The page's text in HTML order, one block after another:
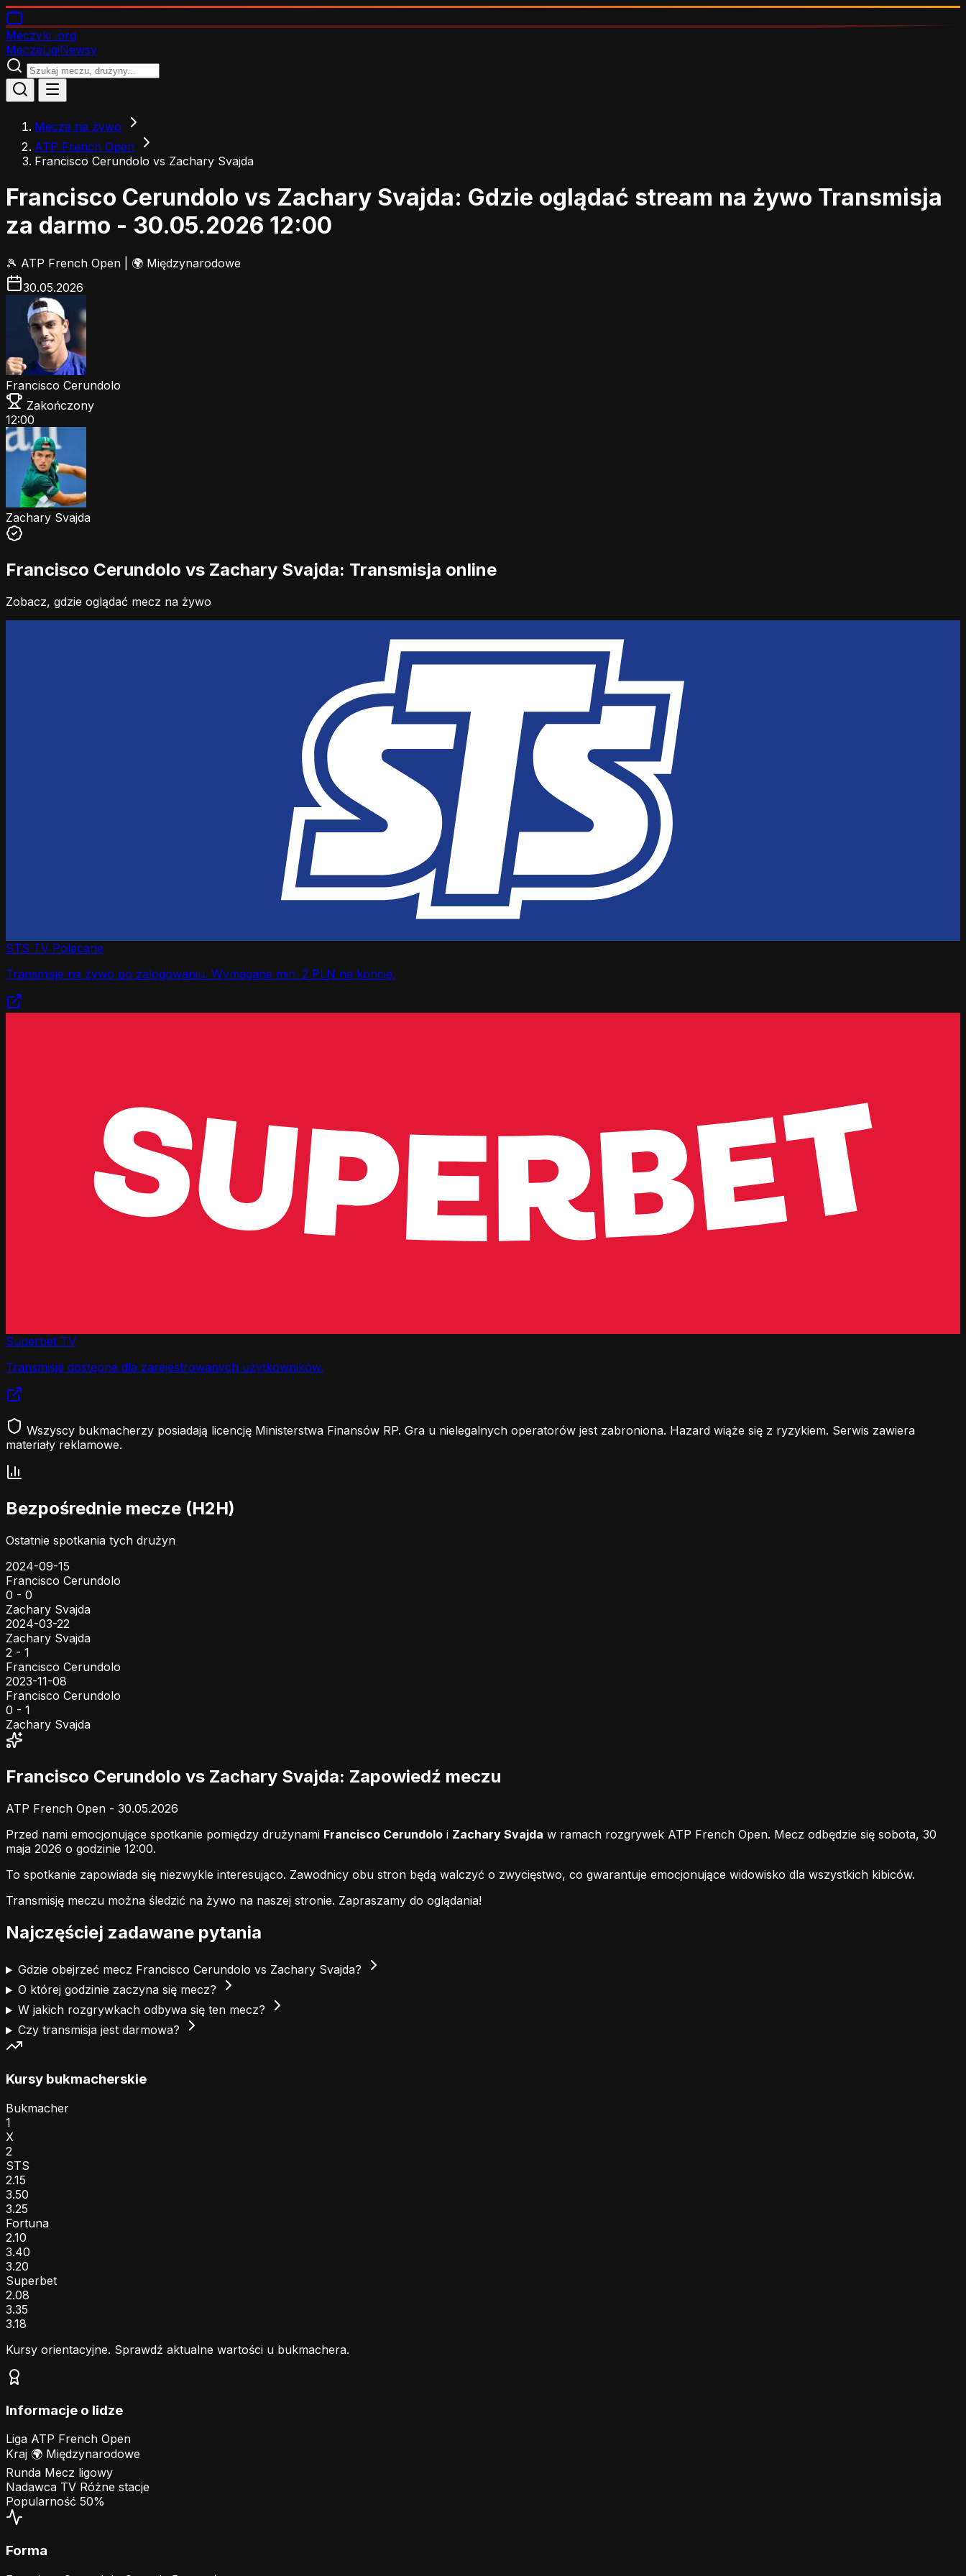
Meczyki .org
MeczeLigiNewsy
Mecze na żywo
ATP French Open
Francisco Cerundolo vs Zachary Svajda
Francisco Cerundolo vs Zachary Svajda: Gdzie oglądać stream na żywo Transmisja
za darmo - 30.05.2026 12:00
🎾 ATP French Open
🌍 Międzynarodowe
30.05.2026
Francisco Cerundolo
Zakończony
12:00
Zachary Svajda
Francisco Cerundolo vs Zachary Svajda: Transmisja online
Zobacz, gdzie oglądać mecz na żywo
STS TV Polecane
Transmisje na żywo po zalogowaniu. Wymagane min. 2 PLN na koncie.
Superbet TV
Transmisje dostępne dla zarejestrowanych użytkowników.
Wszyscy bukmacherzy posiadają licencję Ministerstwa Finansów RP. Gra u nielegalnych operatorów jest zabroniona. Hazard wiąże się z ryzykiem. Serwis zawiera
materiały reklamowe.
Bezpośrednie mecze (H2H)
Ostatnie spotkania tych drużyn
2024-09-15
Francisco Cerundolo
0 - 0
Zachary Svajda
2024-03-22
Zachary Svajda
2 - 1
Francisco Cerundolo
2023-11-08
Francisco Cerundolo
0 - 1
Zachary Svajda
Francisco Cerundolo vs Zachary Svajda: Zapowiedź meczu
ATP French Open - 30.05.2026
Przed nami emocjonujące spotkanie pomiędzy drużynami Francisco Cerundolo i Zachary Svajda w ramach rozgrywek ATP French Open. Mecz odbędzie się sobota, 30
maja 2026 o godzinie 12:00.
To spotkanie zapowiada się niezwykle interesująco. Zawodnicy obu stron będą walczyć o zwycięstwo, co gwarantuje emocjonujące widowisko dla wszystkich kibiców.
Transmisję meczu można śledzić na żywo na naszej stronie. Zapraszamy do oglądania!
Najczęściej zadawane pytania
Gdzie obejrzeć mecz Francisco Cerundolo vs Zachary Svajda?
O której godzinie zaczyna się mecz?
W jakich rozgrywkach odbywa się ten mecz?
Czy transmisja jest darmowa?
Kursy bukmacherskie
Bukmacher
1
X
2
STS
2.15
3.50
3.25
Fortuna
2.10
3.40
3.20
Superbet
2.08
3.35
3.18
Kursy orientacyjne. Sprawdź aktualne wartości u bukmachera.
Informacje o lidze
Liga ATP French Open
Kraj 🌍 Międzynarodowe
Runda Mecz ligowy
Nadawca TV Różne stacje
Popularność 50%
Forma